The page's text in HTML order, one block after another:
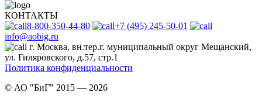
КОНТАКТЫ
8-800-350-44-80
+7 (495) 245-50-01
info@aobig.ru
г. Москва, вн.тер.г. муниципальный округ Мещанский,
ул. Гиляровского, д.57, стр.1
Политика конфиденциальности
© АО "БиГ" 2015 — 2026